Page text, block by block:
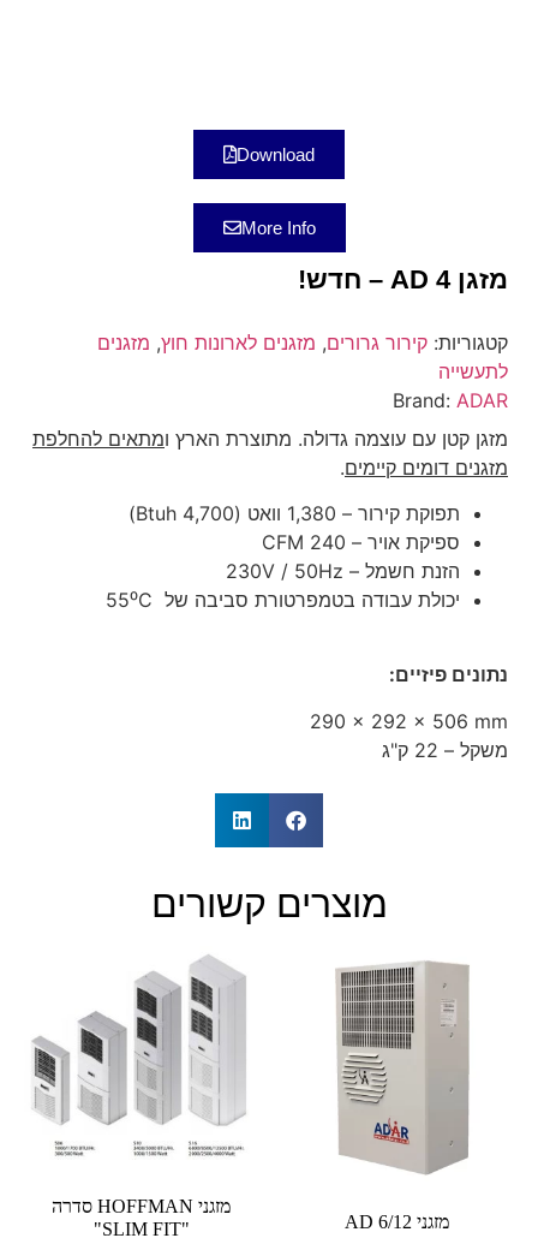
Download
More Info
מזגן AD 4 – חדש!
קטגוריות: קירור גרורים, מזגנים לארונות חוץ, מזגנים
לתעשייה
Brand: ADAR
מזגן קטן עם עוצמה גדולה. מתוצרת הארץ ומתאים להחלפת
מזגנים דומים קיימים.
תפוקת קירור – 1,380 וואט (4,700 Btuh)
ספיקת אויר – 240 CFM
הזנת חשמל – 230V / 50Hz
יכולת עבודה בטמפרטורת סביבה של 55⁰C
נתונים פיזיים:
290 x 292 x 506 mm
משקל – 22 ק"ג
מוצרים קשורים
מזגני AD 6/12
מזגני HOFFMAN סדרה
"SLIM FIT"